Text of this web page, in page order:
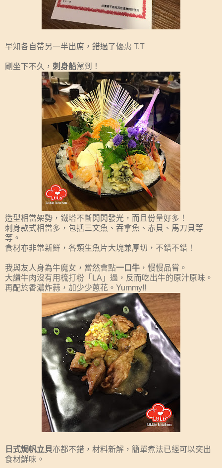
早知各自帶另一半出席，錯過了優惠 T.T
剛坐下不久， 刺身船駕到！
造型相當架勢，鐵塔不斷閃閃發光，而且份量好多！
刺身款式相當多，包括三文魚、吞拿魚、赤貝、馬刀貝等
等。
食材亦非常新鮮，各類生魚片大塊兼厚切，不錯不錯！
我與友人身為牛魔女，當然會點一口牛 ，慢慢品嘗。
大讚牛肉沒有用梳打粉「LA」過，反而吃出牛的原汁原味。
再配於香濃炸蒜，加少少蔥花。Yummy!!
日式焗帆立貝亦都不錯，材料新解，簡單煮法已經可以突出
食材鮮味。